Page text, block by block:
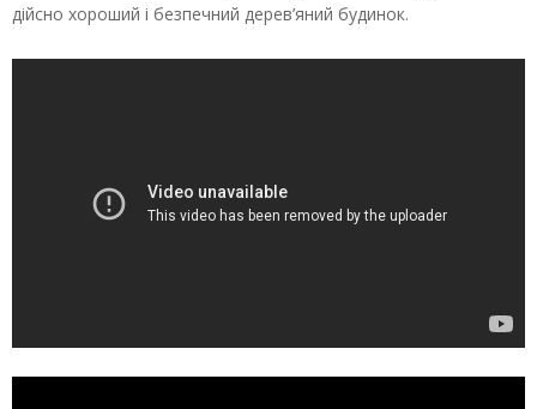
дійсно хороший і безпечний дерев’яний будинок.